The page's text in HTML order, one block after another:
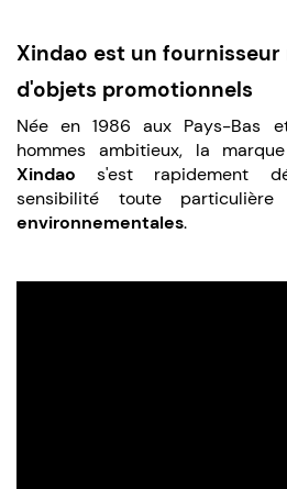
Xindao est un fournisseur
d'objets promotionnels
Née en 1986 aux Pays-Bas
hommes ambitieux, la
Xindao s'est rapidement
sensibilité toute
environnementales.